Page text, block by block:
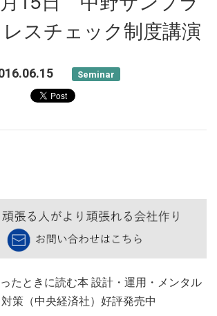
スチェック制度講演
Seminar
たときに読む本 設計・運用・メンタル
策（中央経済社）好評発売中